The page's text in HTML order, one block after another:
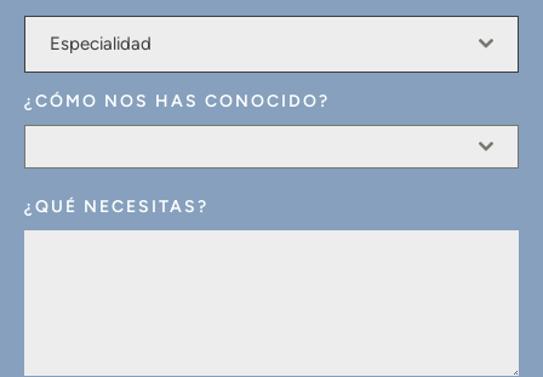
Especialidad
¿CÓMO NOS HAS CONOCIDO?
¿QUÉ NECESITAS?